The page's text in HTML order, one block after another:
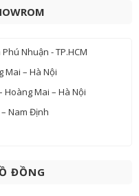
Nhuận - TP.HCM
Mai – Hà Nội
Hoàng Mai – Hà Nội
Nam Định
ĐỒNG